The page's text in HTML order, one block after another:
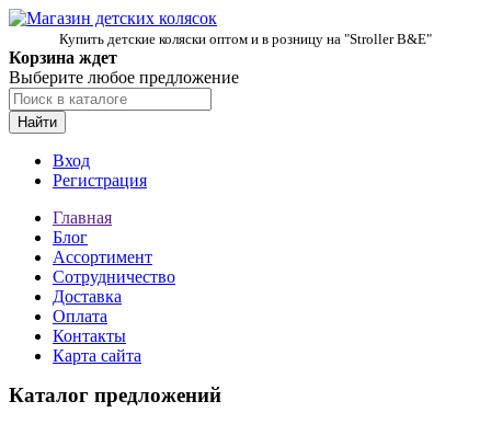
Купить детские коляски оптом и в розницу на "Stroller B&E"
Корзина ждет
Выберите любое предложение
Найти
Вход
Регистрация
Главная
Блог
Ассортимент
Сотрудничество
Доставка
Оплата
Контакты
Карта сайта
Каталог предложений